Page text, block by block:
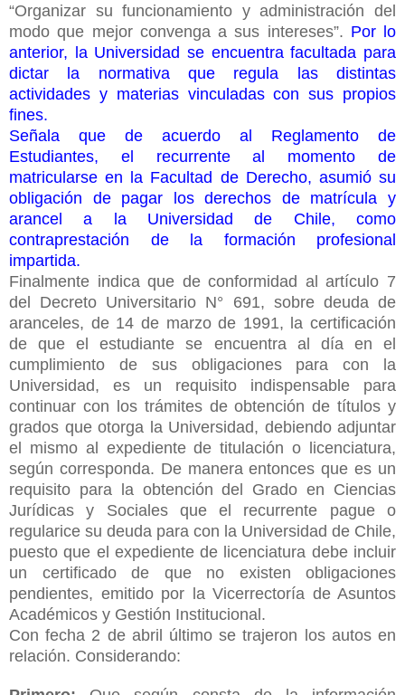
“Organizar su funcionamiento y administración del
modo que mejor convenga a sus intereses”. Por lo
anterior, la Universidad se encuentra facultada para
dictar la normativa que regula las distintas
actividades y materias vinculadas con sus propios
fines.
Señala que de acuerdo al Reglamento de
Estudiantes, el recurrente al momento de
matricularse en la Facultad de Derecho, asumió su
obligación de pagar los derechos de matrícula y
arancel a la Universidad de Chile, como
contraprestación de la formación profesional
impartida.
Finalmente indica que de conformidad al artículo 7
del Decreto Universitario N° 691, sobre deuda de
aranceles, de 14 de marzo de 1991, la certificación
de que el estudiante se encuentra al día en el
cumplimiento de sus obligaciones para con la
Universidad, es un requisito indispensable para
continuar con los trámites de obtención de títulos y
grados que otorga la Universidad, debiendo adjuntar
el mismo al expediente de titulación o licenciatura,
según corresponda. De manera entonces que es un
requisito para la obtención del Grado en Ciencias
Jurídicas y Sociales que el recurrente pague o
regularice su deuda para con la Universidad de Chile,
puesto que el expediente de licenciatura debe incluir
un certificado de que no existen obligaciones
pendientes, emitido por la Vicerrectoría de Asuntos
Académicos y Gestión Institucional.
Con fecha 2 de abril último se trajeron los autos en
relación. Considerando: